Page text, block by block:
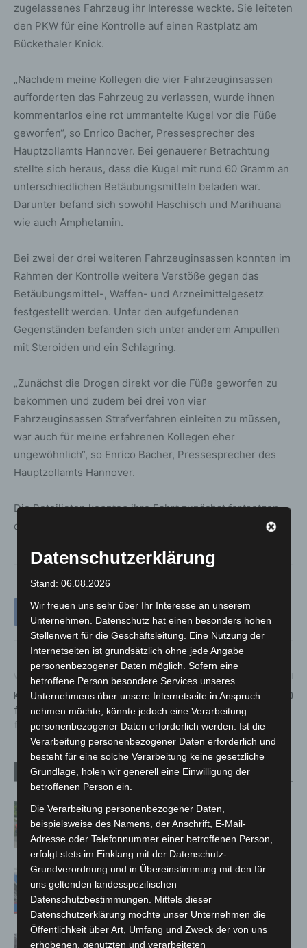
zugelassenes Fahrzeug ihr Interesse weckte. Sie leiteten
den PKW für eine Kontrolle auf einen Rastplatz am
Bückethaler Knick.
„Nachdem meine Kollegen die vier Fahrzeuginsassen
aufforderten das Fahrzeug zu verlassen, wurde ihnen
kommentarlos eine rot ummantelte Kugel vor die Füße
geworfen“, so Enrico Bacher, Pressesprecher des
Hauptzollamts Hannover. Bei genauerer Betrachtung
stellte sich heraus, dass die Kugel mit rund 60 Gramm an
unterschiedlichen Betäubungsmitteln beladen war.
Darunter befand sich sowohl Haschisch und Marihuana
wie auch Amphetamin.
Bei zwei der drei weiteren Fahrzeuginsassen konnten im
Rahmen der Kontrolle weitere Verstöße gegen das
Betäubungsmittel-, Waffen- und Arzneimittelgesetz
festgestellt werden. Unter den aufgefundenen
Gegenständen befanden sich unter anderem Ampullen
mit Steroiden und ein Schlagring.
„Zunächst die Drogen direkt vor die Füße geworfen zu
bekommen und zudem bei drei von vier
Fahrzeuginsassen Strafverfahren einleiten zu müssen,
war auch für meine erfahrenen Kollegen eher
ungewöhnlich“, so Enrico Bacher, Pressesprecher des
Hauptzollamts Hannover.
Die Beteiligten konnten ihre Fahrt zunächst fortsetzen –
die Drogen, Waffen und Steroide wurden beschlagnahmt.
Vorheriger Artikel
Karl-Kellner-Straße nur noch
für Rad- und Anliegerverkehr
frei
Hitzewelle: Tipps bei über 30
Verwandte Artikel Mehr vom Autor
Region Hannover: 21 neue
Notfallsanitäter starten beim Roten
Kreuz
Mann läuft mit Hockeyschläger über
A7 – Polizei sucht Zeugen
Celle: Mensch stirbt bei Bagger-Unfall
Datenschutzerklärung
Stand: 06.08.2026
Wir freuen uns sehr über Ihr Interesse an unserem
Unternehmen. Datenschutz hat einen besonders hohen
Stellenwert für die Geschäftsleitung. Eine Nutzung der
Internetseiten ist grundsätzlich ohne jede Angabe
personenbezogener Daten möglich. Sofern eine
betroffene Person besondere Services unseres
Unternehmens über unsere Internetseite in Anspruch
nehmen möchte, könnte jedoch eine Verarbeitung
personenbezogener Daten erforderlich werden. Ist die
Verarbeitung personenbezogener Daten erforderlich und
besteht für eine solche Verarbeitung keine gesetzliche
Grundlage, holen wir generell eine Einwilligung der
betroffenen Person ein.
Die Verarbeitung personenbezogener Daten,
beispielsweise des Namens, der Anschrift, E-Mail-
Adresse oder Telefonnummer einer betroffenen Person,
erfolgt stets im Einklang mit der Datenschutz-
Grundverordnung und in Übereinstimmung mit den für
uns geltenden landesspezifischen
Datenschutzbestimmungen. Mittels dieser
Datenschutzerklärung möchte unser Unternehmen die
Öffentlichkeit über Art, Umfang und Zweck der von uns
erhobenen, genutzten und verarbeiteten